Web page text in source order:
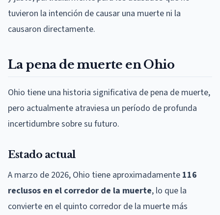
tuvieron la intención de causar una muerte ni la
causaron directamente.
La pena de muerte en Ohio
Ohio tiene una historia significativa de pena de muerte,
pero actualmente atraviesa un período de profunda
incertidumbre sobre su futuro.
Estado actual
A marzo de 2026, Ohio tiene aproximadamente 116
reclusos en el corredor de la muerte, lo que la
convierte en el quinto corredor de la muerte más